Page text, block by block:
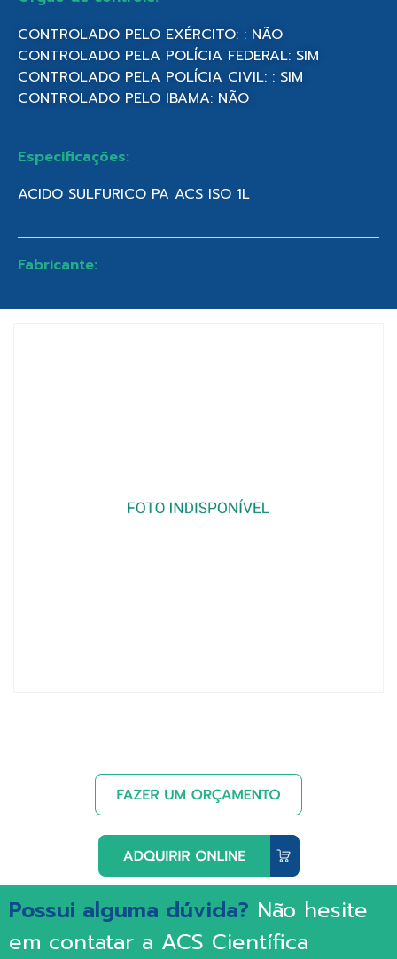
CONTROLADO PELO EXÉRCITO: : NÃO
CONTROLADO PELA POLÍCIA FEDERAL: SIM
CONTROLADO PELA POLÍCIA CIVIL: : SIM
CONTROLADO PELO IBAMA: NÃO
Especificações:
ACIDO SULFURICO PA ACS ISO 1L
Fabricante:
Possui alguma dúvida? Não hesite
em contatar a ACS Científica